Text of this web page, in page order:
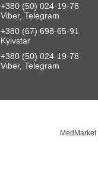
+380 (50) 024-19-78
Viber, Telegram
+380 (67) 698-65-91
Kyivstar
+380 (50) 024-19-78
Viber, Telegram